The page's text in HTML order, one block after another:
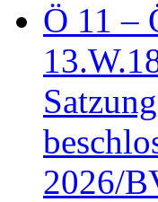
Ö 11 –
2026/